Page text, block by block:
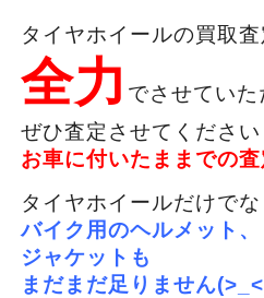
タイヤホイールの買取査
全力 でさせてい
ぜひ査定させてください
お車に付いたままでの
タイヤホイールだけでな
バイク用のヘルメット、
ジャケットも
まだまだ足りません